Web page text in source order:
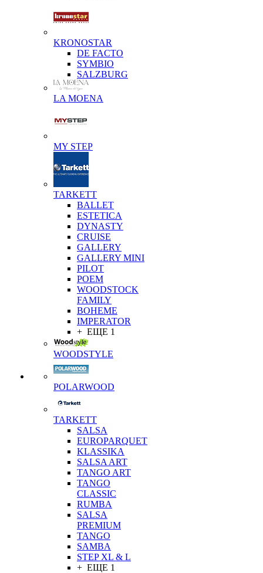
KRONOSTAR
DE FACTO
SYMBIO
SALZBURG
LA MOENA
MY STEP
TARKETT
BALLET
ESTETICA
DYNASTY
CRUISE
GALLERY
GALLERY MINI
PILOT
POEM
WOODSTOCK
FAMILY
BOHEME
IMPERATOR
+ ЕЩЕ 1
WOODSTYLE
POLARWOOD
TARKETT
SALSA
EUROPARQUET
KLASSIKA
SALSA ART
TANGO ART
TANGO
CLASSIC
RUMBA
SALSA
PREMIUM
TANGO
SAMBA
STEP XL & L
+ ЕЩЕ 1